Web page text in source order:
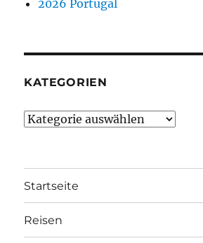
2026 Portugal
KATEGORIEN
Kategorien
Startseite
Reisen